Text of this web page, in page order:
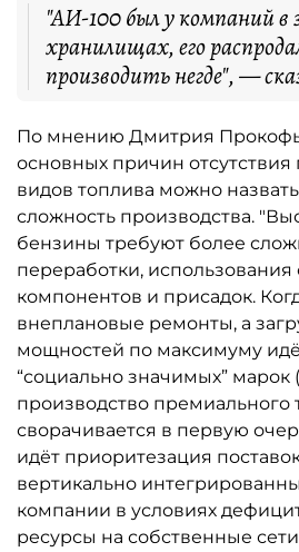
"АИ-100 был у компаний в
хранилищах, его
производить негде", —
По мнению Дмитрия
основных причин
видов топлива можно
сложность производства.
бензины требуют более
переработки,
компонентов и присадок.
внеплановые ремонты, а
мощностей по максимуму
“социально значимых”
производство премиального
сворачивается в первую
идёт приоритезация
вертикально
компании в условиях
ресурсы на собственные